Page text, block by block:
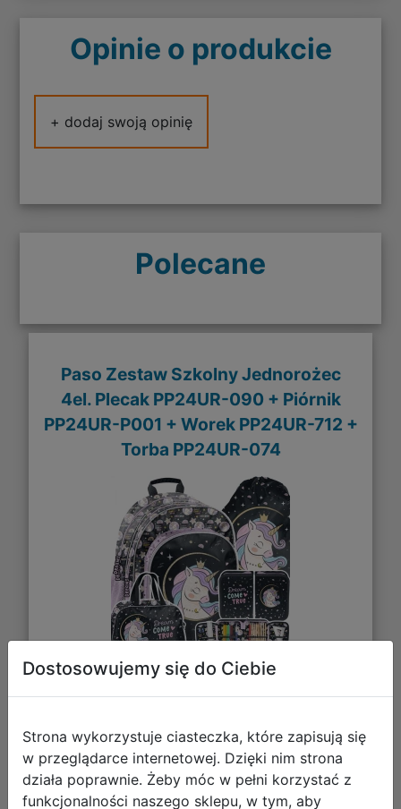
Opinie o produkcie
+ dodaj swoją opinię
Polecane
Paso Zestaw Szkolny Jednorożec
4el. Plecak PP24UR-090 + Piórnik
PP24UR-P001 + Worek PP24UR-712 +
Torba PP24UR-074
126,65 zł
DO KOSZYKA
Galeria zdjęć
Dostosowujemy się do Ciebie
Strona wykorzystuje ciasteczka, które zapisują się
w przeglądarce internetowej. Dzięki nim strona
działa poprawnie. Żeby móc w pełni korzystać z
funkcjonalności naszego sklepu, w tym, aby